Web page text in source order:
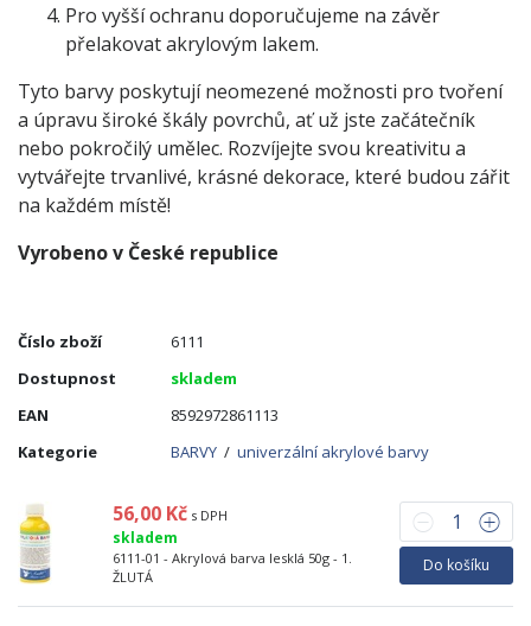
Pro vyšší ochranu doporučujeme na závěr
přelakovat akrylovým lakem.
Tyto barvy poskytují neomezené možnosti pro tvoření
a úpravu široké škály povrchů, ať už jste začátečník
nebo pokročilý umělec. Rozvíjejte svou kreativitu a
vytvářejte trvanlivé, krásné dekorace, které budou zářit
na každém místě!
Vyrobeno v České republice
Číslo zboží
6111
Dostupnost
skladem
EAN
8592972861113
Kategorie
BARVY / univerzální akrylové barvy
56,00 Kč s DPH
skladem
6111-01 - Akrylová barva lesklá 50g - 1.
ŽLUTÁ
Do košíku